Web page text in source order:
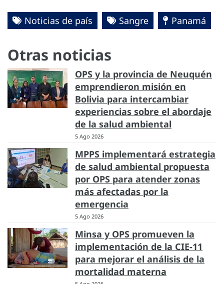
Noticias de país Sangre Panamá
Otras noticias
OPS y la provincia de Neuquén
emprendieron misión en
Bolivia para intercambiar
experiencias sobre el abordaje
de la salud ambiental
5 Ago 2026
MPPS implementará estrategia
de salud ambiental propuesta
por OPS para atender zonas
más afectadas por la
emergencia
5 Ago 2026
Minsa y OPS promueven la
implementación de la CIE-11
para mejorar el análisis de la
mortalidad materna